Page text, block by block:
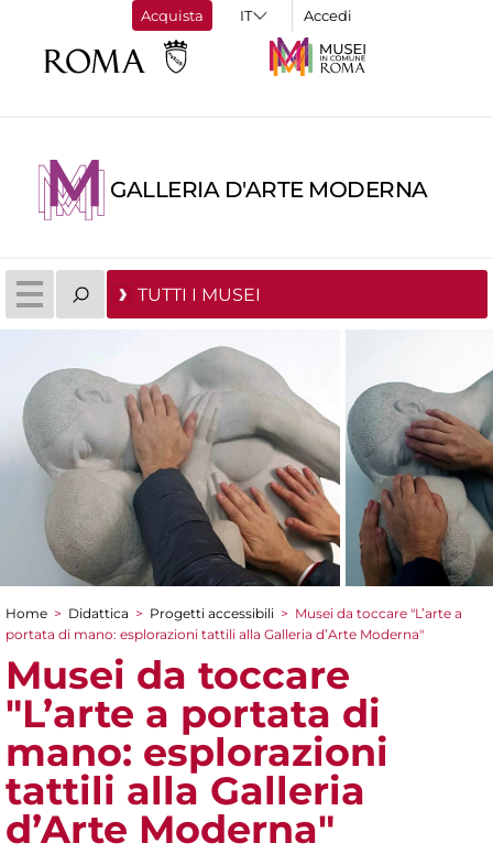
Acquista Accedi
GALLERIA D'ARTE MODERNA
TUTTI I MUSEI
Tu sei qui
Home > Didattica > Progetti accessibili > Musei da toccare "L’arte a
portata di mano: esplorazioni tattili alla Galleria d’Arte Moderna"
Musei da toccare
"L’arte a portata di
mano: esplorazioni
tattili alla Galleria
d’Arte Moderna"